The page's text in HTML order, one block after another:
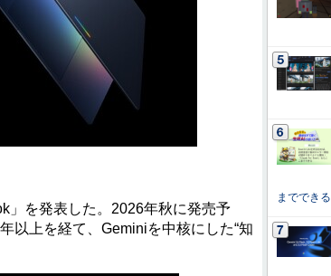
を発表した。2026年秋に発売予
以上を経て、Geminiを中核にした“知
までできる